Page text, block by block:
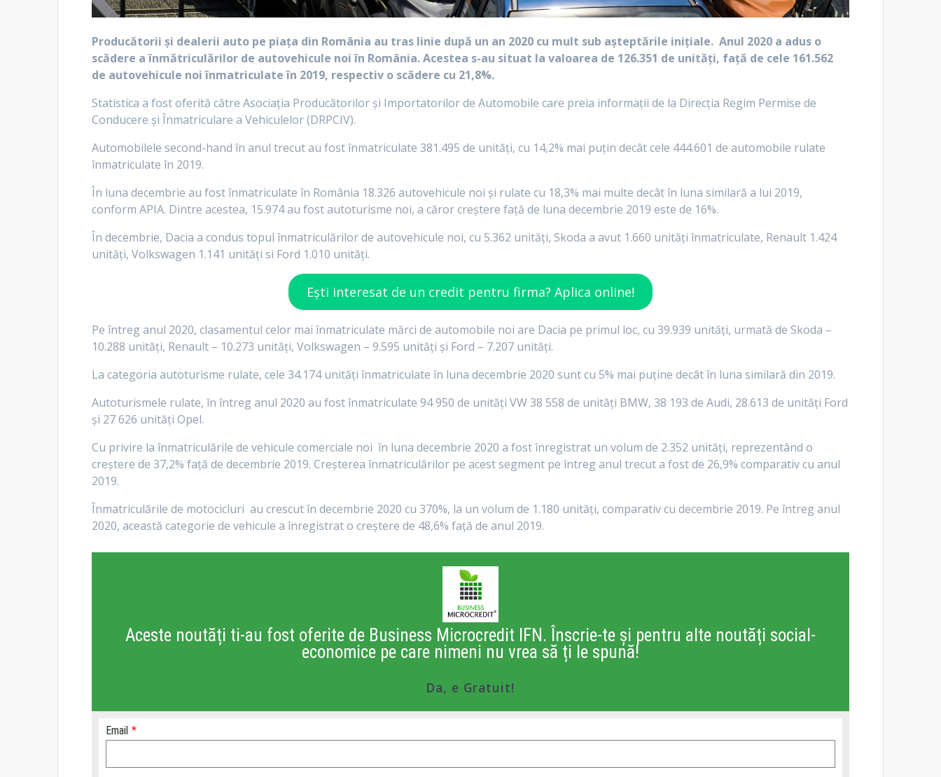
Producătorii şi dealerii auto pe piaţa din România au tras linie după un an 2020 cu mult sub aşteptările iniţiale. Anul 2020 a adus o
scădere a înmătriculărilor de autovehicule noi în România. Acestea s-au situat la valoarea de 126.351 de unităţi, faţă de cele 161.562
de autovehicule noi înmatriculate în 2019, respectiv o scădere cu 21,8%.
Statistica a fost oferită către Asociaţia Producătorilor şi Importatorilor de Automobile care preia informaţii de la Direcţia Regim Permise de
Conducere şi Înmatriculare a Vehiculelor (DRPCIV).
Automobilele second-hand în anul trecut au fost înmatriculate 381.495 de unităţi, cu 14,2% mai puţin decât cele 444.601 de automobile rulate
înmatriculate în 2019.
În luna decembrie au fost înmatriculate în România 18.326 autovehicule noi şi rulate cu 18,3% mai multe decât în luna similară a lui 2019,
conform APIA. Dintre acestea, 15.974 au fost autoturisme noi, a căror creştere față de luna decembrie 2019 este de 16%.
În decembrie, Dacia a condus topul înmatriculărilor de autovehicule noi, cu 5.362 unităţi, Skoda a avut 1.660 unităţi înmatriculate, Renault 1.424
unităţi, Volkswagen 1.141 unităţi si Ford 1.010 unităţi.
Ești interesat de un credit pentru firma? Aplica online!
Pe întreg anul 2020, clasamentul celor mai înmatriculate mărci de automobile noi are Dacia pe primul loc, cu 39.939 unităţi, urmată de Skoda –
10.288 unităţi, Renault – 10.273 unităţi, Volkswagen – 9.595 unităţi şi Ford – 7.207 unităţi.
La categoria autoturisme rulate, cele 34.174 unităţi înmatriculate în luna decembrie 2020 sunt cu 5% mai puţine decât în luna similară din 2019.
Autoturismele rulate, în întreg anul 2020 au fost înmatriculate 94 950 de unităţi VW 38 558 de unităţi BMW, 38 193 de Audi, 28.613 de unităţi Ford
şi 27 626 unităţi Opel.
Cu privire la înmatriculările de vehicule comerciale noi în luna decembrie 2020 a fost înregistrat un volum de 2.352 unităţi, reprezentând o
creştere de 37,2% faţă de decembrie 2019. Creşterea înmatriculărilor pe acest segment pe întreg anul trecut a fost de 26,9% comparativ cu anul
2019.
Înmatriculările de motocicluri au crescut în decembrie 2020 cu 370%, la un volum de 1.180 unităţi, comparativ cu decembrie 2019. Pe întreg anul
2020, această categorie de vehicule a înregistrat o creştere de 48,6% faţă de anul 2019.
Aceste noutăți ti-au fost oferite de Business Microcredit IFN. Înscrie-te și pentru alte noutăți social-
economice pe care nimeni nu vrea să ți le spună!
Da, e Gratuit!
Email *